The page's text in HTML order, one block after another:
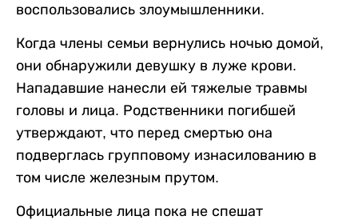
воспользовались злоумышленники.
Когда члены семьи вернулись ночью домой,
они обнаружили девушку в луже крови.
Нападавшие нанесли ей тяжелые травмы
головы и лица. Родственники погибшей
утверждают, что перед смертью она
подверглась групповому изнасилованию в
том числе железным прутом.
Официальные лица пока не спешат